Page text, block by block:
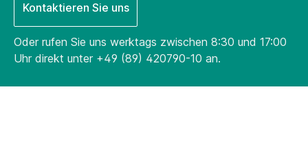
Kontaktieren Sie uns
Oder rufen Sie uns werktags zwischen 8:30 und 17:00
Uhr direkt unter +49 (89) 420790-10 an.